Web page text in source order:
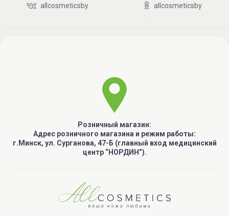
allcosmeticsby allcosmeticsby
Розничный магазин:
Адрес розничного магазина и режим работы:
г.Минск, ул. Сурганова, 47-Б (главный вход медицинский
центр “НОРДИН”).